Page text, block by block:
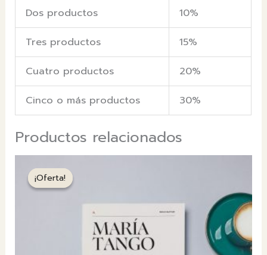
Dos productos
10%
Tres productos
15%
Cuatro productos
20%
Cinco o más productos
30%
Productos relacionados
¡Oferta!
¡Oferta!